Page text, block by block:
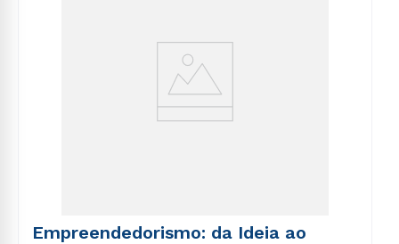
Empreendedorismo: da Ideia ao